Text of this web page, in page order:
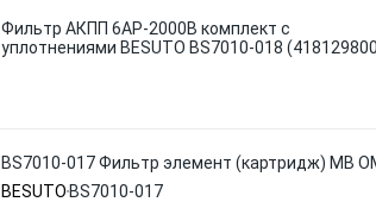
Фильтр АКПП 6AP-2000B комплект с
уплотнениями BESUTO BS7010-018
BS7010-017 Фильтр элемент (картридж) MB
BESUTO BS7010-017